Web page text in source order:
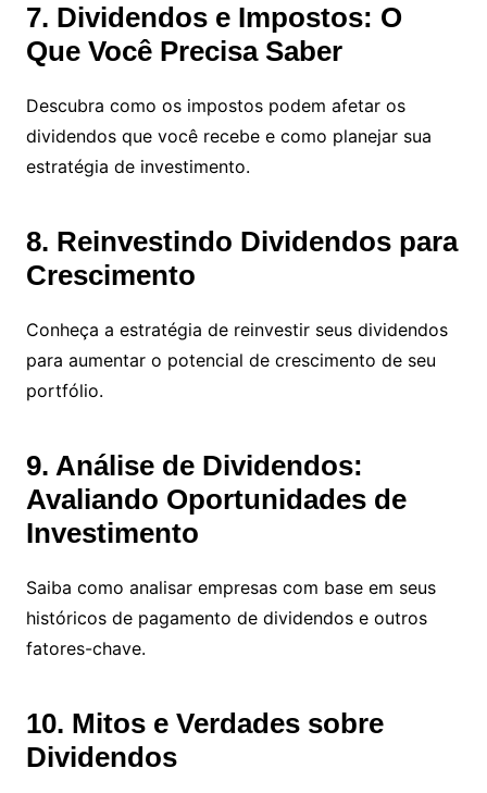
7. Dividendos e Impostos: O
Que Você Precisa Saber
Descubra como os impostos podem afetar os
dividendos que você recebe e como planejar sua
estratégia de investimento.
8. Reinvestindo Dividendos para
Crescimento
Conheça a estratégia de reinvestir seus dividendos
para aumentar o potencial de crescimento de seu
portfólio.
9. Análise de Dividendos:
Avaliando Oportunidades de
Investimento
Saiba como analisar empresas com base em seus
históricos de pagamento de dividendos e outros
fatores-chave.
10. Mitos e Verdades sobre
Dividendos